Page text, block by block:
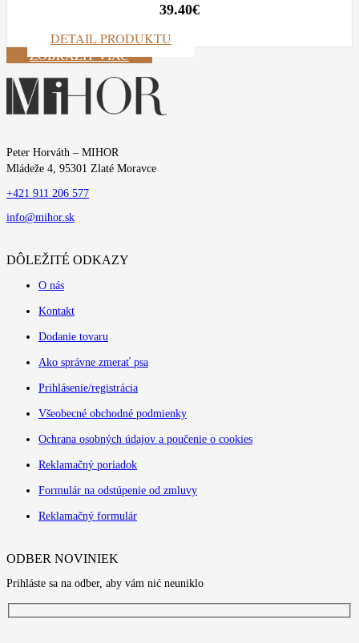
39.40€
DETAIL PRODUKTU
ZOBRAZIŤ VIAC
Peter Horváth – MIHOR
Mládeže 4, 95301 Zlaté Moravce
+421 911 206 577
info@mihor.sk
DÔLEŽITÉ ODKAZY
O nás
Kontakt
Dodanie tovaru
Ako správne zmerať psa
Prihlásenie/registrácia
Všeobecné obchodné podmienky
Ochrana osobných údajov a poučenie o cookies
Reklamačný poriadok
Formulár na odstúpenie od zmluvy
Reklamačný formulár
ODBER NOVINIEK
Prihláste sa na odber, aby vám nić neuniklo